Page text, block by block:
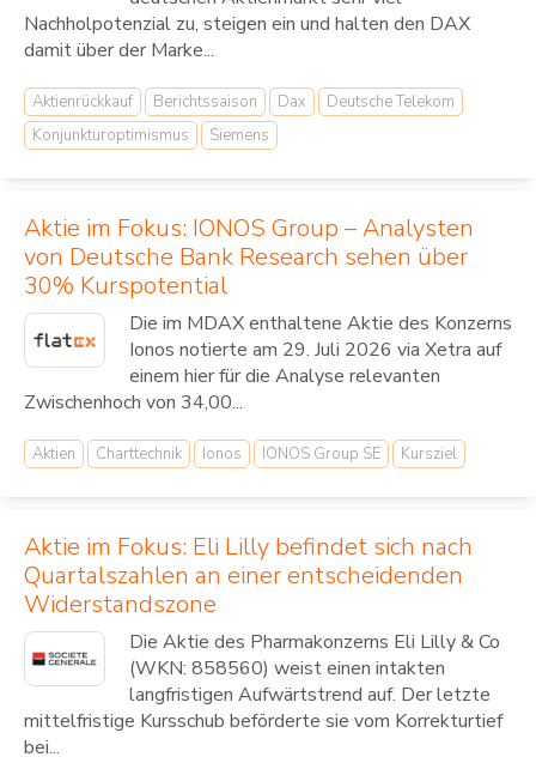
Nachholpotenzial zu, steigen ein und halten den DAX
damit über der Marke...
Aktienrückkauf Berichtssaison Dax
Deutsche Telekom
Konjunkturoptimismus
Siemens
Aktie im Fokus: IONOS Group – Analysten
von Deutsche Bank Research sehen über
30% Kurspotential
Die im MDAX enthaltene Aktie des Konzerns
Ionos notierte am 29. Juli 2026 via Xetra auf
einem hier für die Analyse relevanten
Zwischenhoch von 34,00...
Aktien Charttechnik Ionos IONOS Group SE Kursziel
Aktie im Fokus: Eli Lilly befindet sich nach
Quartalszahlen an einer entscheidenden
Widerstandszone
Die Aktie des Pharmakonzerns Eli Lilly & Co
(WKN: 858560) weist einen intakten
langfristigen Aufwärtstrend auf. Der letzte
mittelfristige Kursschub beförderte sie vom Korrekturtief
bei...